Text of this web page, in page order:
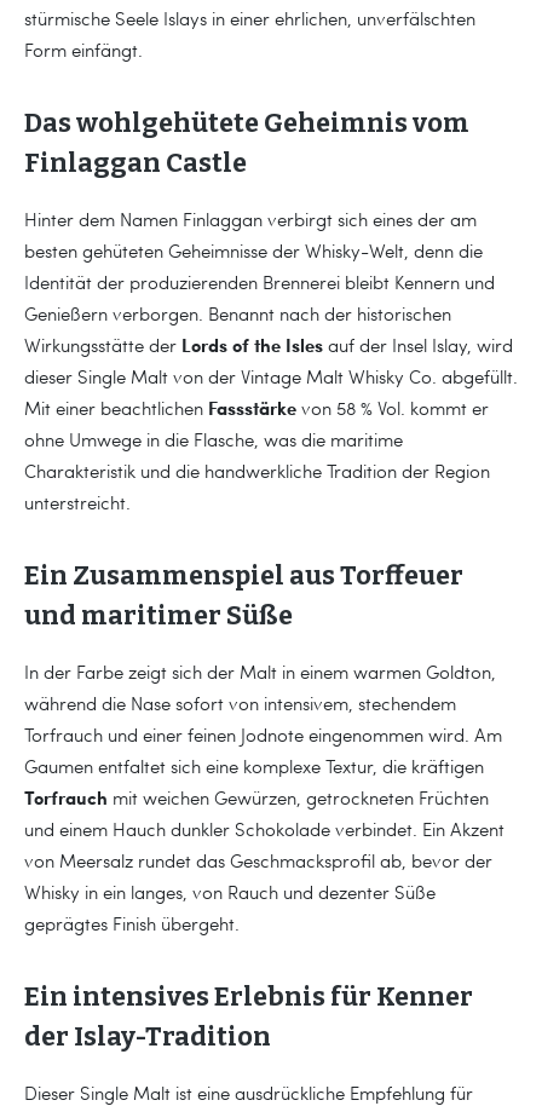
stürmische Seele Islays in einer ehrlichen, unverfälschten
Form einfängt.
Das wohlgehütete Geheimnis vom
Finlaggan Castle
Hinter dem Namen Finlaggan verbirgt sich eines der am
besten gehüteten Geheimnisse der Whisky-Welt, denn die
Identität der produzierenden Brennerei bleibt Kennern und
Genießern verborgen. Benannt nach der historischen
Wirkungsstätte der Lords of the Isles auf der Insel Islay, wird
dieser Single Malt von der Vintage Malt Whisky Co. abgefüllt.
Mit einer beachtlichen Fassstärke von 58 % Vol. kommt er
ohne Umwege in die Flasche, was die maritime
Charakteristik und die handwerkliche Tradition der Region
unterstreicht.
Ein Zusammenspiel aus Torffeuer
und maritimer Süße
In der Farbe zeigt sich der Malt in einem warmen Goldton,
während die Nase sofort von intensivem, stechendem
Torfrauch und einer feinen Jodnote eingenommen wird. Am
Gaumen entfaltet sich eine komplexe Textur, die kräftigen
Torfrauch mit weichen Gewürzen, getrockneten Früchten
und einem Hauch dunkler Schokolade verbindet. Ein Akzent
von Meersalz rundet das Geschmacksprofil ab, bevor der
Whisky in ein langes, von Rauch und dezenter Süße
geprägtes Finish übergeht.
Ein intensives Erlebnis für Kenner
der Islay-Tradition
Dieser Single Malt ist eine ausdrückliche Empfehlung für